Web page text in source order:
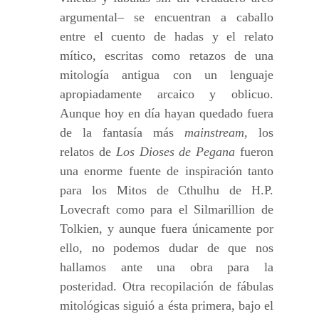
argumental– se encuentran a caballo
entre el cuento de hadas y el relato
mítico, escritas como retazos de una
mitología antigua con un lenguaje
apropiadamente arcaico y oblicuo.
Aunque hoy en día hayan quedado fuera
de la fantasía más mainstream, los
relatos de Los Dioses de Pegana fueron
una enorme fuente de inspiración tanto
para los Mitos de Cthulhu de H.P.
Lovecraft como para el Silmarillion de
Tolkien, y aunque fuera únicamente por
ello, no podemos dudar de que nos
hallamos ante una obra para la
posteridad. Otra recopilación de fábulas
mitológicas siguió a ésta primera, bajo el